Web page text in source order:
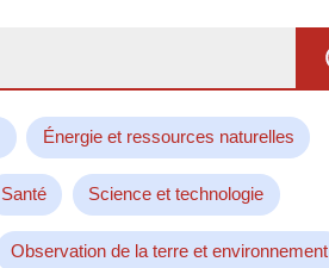
Énergie et ressources naturelles
Santé Science et technologie
Observation de la terre et environnement